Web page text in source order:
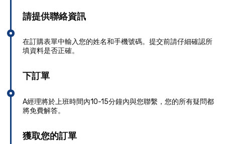
請提供聯絡資訊
在訂購表單中輸入您的姓名和手機號碼。提交前請仔細確認所
填資料是否正確。
下訂單
A經理將於上班時間內10-15分鐘內與您聯繫，您的所有疑問都
將免費解答。
獲取您的訂單